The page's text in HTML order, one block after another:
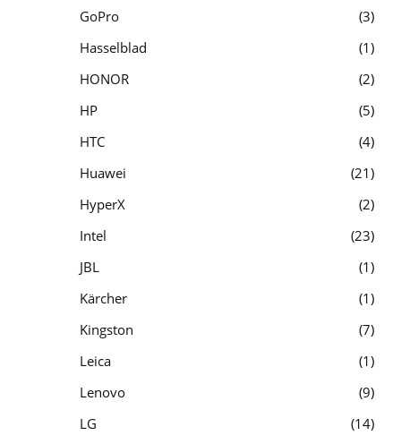
GoPro
3
Hasselblad
1
HONOR
2
HP
5
HTC
4
Huawei
21
HyperX
2
Intel
23
JBL
1
Kärcher
1
Kingston
7
Leica
1
Lenovo
9
LG
14